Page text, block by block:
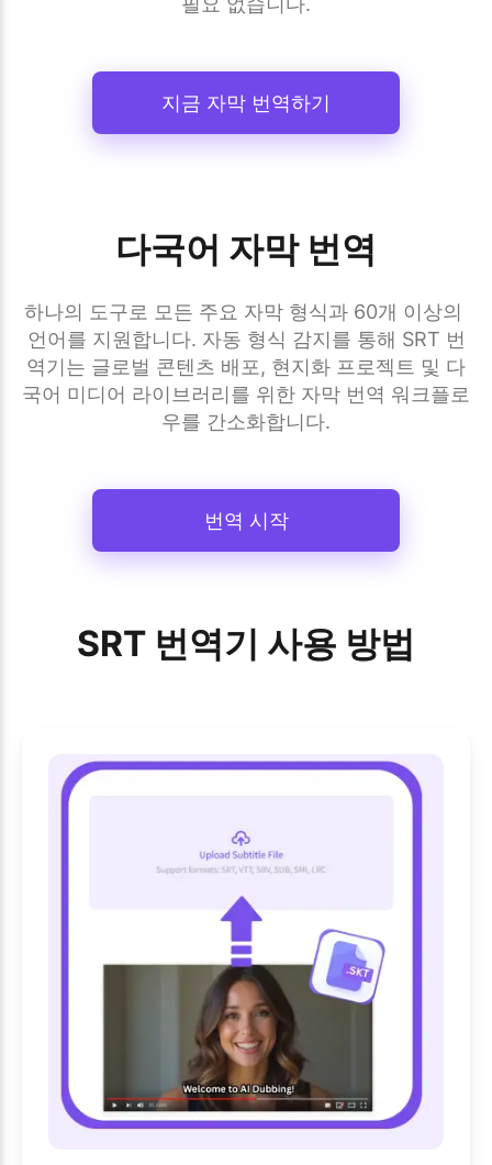
지금 자막 번역하기
다국어 자막 번역
하나의 도구로 모든 주요 자막 형식과 60개 이상의
언어를 지원합니다. 자동 형식 감지를 통해 SRT 번
역기는 글로벌 콘텐츠 배포, 현지화 프로젝트 및 다
국어 미디어 라이브러리를 위한 자막 번역 워크플로
우를 간소화합니다.
번역 시작
SRT 번역기 사용 방법